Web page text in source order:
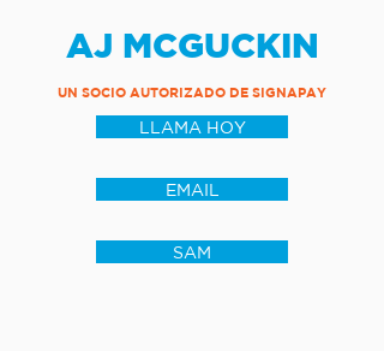
AJ MCGUCKIN
UN SOCIO AUTORIZADO DE SIGNAPAY
LLAMA HOY
EMAIL
SAM